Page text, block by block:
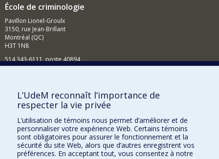
École de criminologie
Pavillon Lionel-Groulx
3150, rue Jean-Brillant
Montréal (QC)
H3T 1N8
514 343-6111, poste 40894
Comment soutenir l'École?
BESOIN D'AIDE?
Plan du site
Signaler une erreur
Accessibilité
L’UdeM reconnaît l’importance de
respecter la vie privée
L’utilisation de témoins nous permet d’améliorer et de
personnaliser votre expérience Web. Certains témoins
sont obligatoires pour assurer le fonctionnement et la
sécurité du site Web, alors que d’autres enregistrent vos
préférences. En acceptant tout, vous consentez à notre